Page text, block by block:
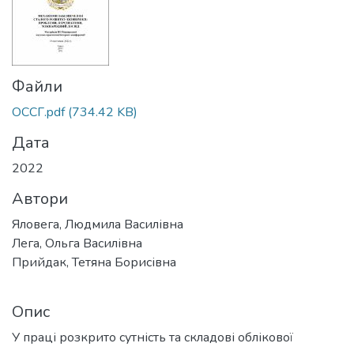
Файли
ОССГ.pdf(734.42 KB)
Дата
2022
Автори
Яловега, Людмила Василівна
Лега, Ольга Василівна
Прийдак, Тетяна Борисівна
Опис
У праці розкрито сутність та складові облікової